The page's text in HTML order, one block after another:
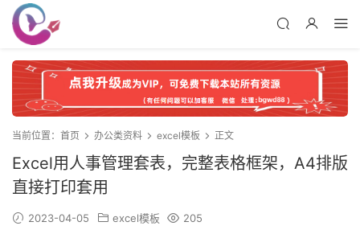
当前位置： 首页 办公类资料 excel模板 正文
Excel用人事管理套表，完整表格框架，A4排版
直接打印套用
2023-04-05 excel模板 205